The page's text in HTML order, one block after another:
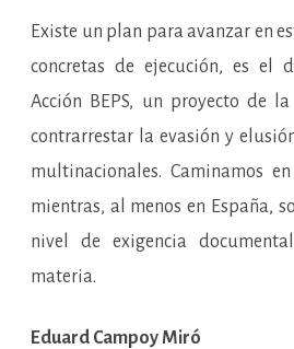
Existe un plan para avanzar en
concretas de ejecución, es el
Acción BEPS, un proyecto de
contrarrestar la evasión y
multinacionales. Caminamos
mientras, al menos en España,
nivel de exigencia
materia.
Eduard Campoy Miró